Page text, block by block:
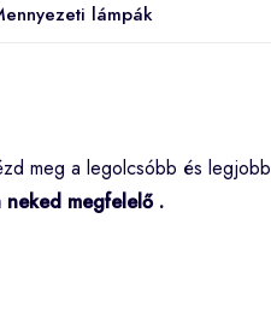
lámpák
meg a legolcsóbb és legjobb
megfelelő .